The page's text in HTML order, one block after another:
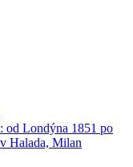
od Londýna 1851 po
Halada, Milan